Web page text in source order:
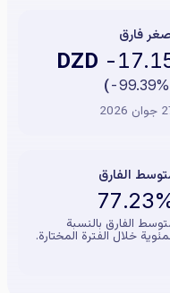
فارق
-
-99.39%
)
2026
الفارق
الفارق بالنسبة
خلال الفترة المختارة.